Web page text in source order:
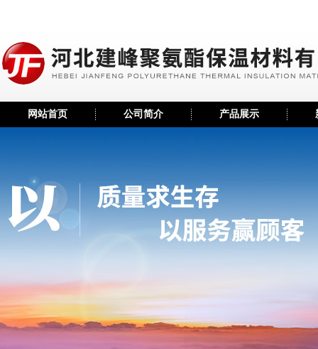
网站首页 公司简介 产品展示